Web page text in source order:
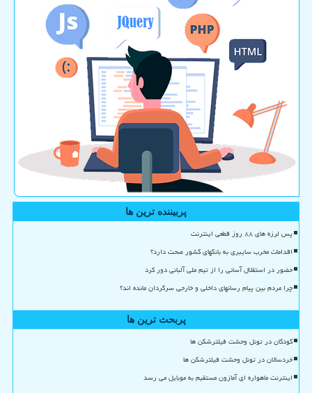
پربیننده ترین ها
پس لرزه های ۸۸ روز قطعی اینترنت
اقدامات مخرب سایبری به بانکهای کشور صحت دارد؟
حضور در استقلال آسانی را از تیم ملی آلبانی دور کرد
چرا مردم بین پیام رسانهای داخلی و خارجی سرگردان مانده اند؟
پربحث ترین ها
کودکان در تونل وحشت فیلترشکن ها
خردسالان در تونل وحشت فیلترشکن ها
اینترنت ماهواره ای آمازون مستقیم به موبایل می رسد